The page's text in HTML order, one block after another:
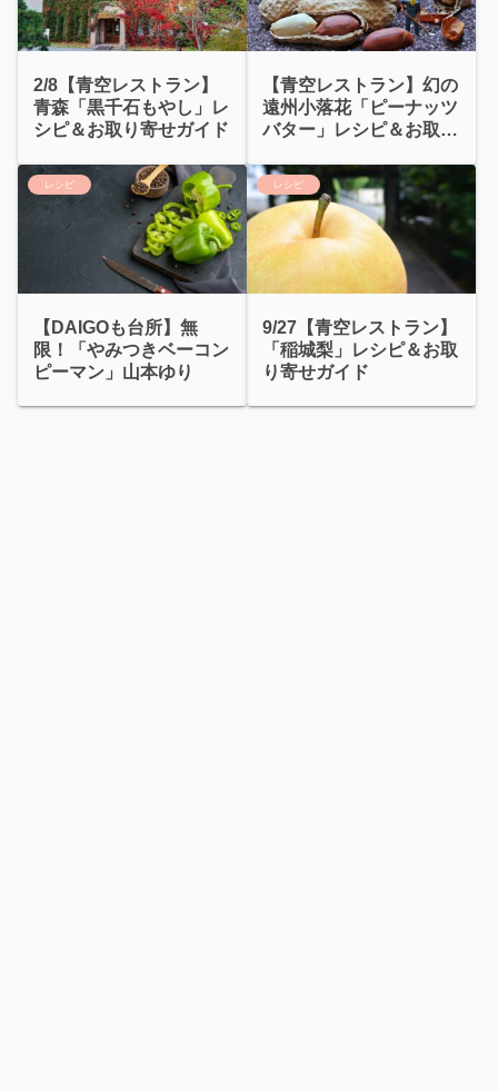
2/8【青空レストラン】
青森「黒千石もやし」レ
シピ＆お取り寄せガイド
【青空レストラン】幻の
遠州小落花「ピーナッツ
バター」レシピ＆お取り
レシピ
【DAIGOも台所】無
限！「やみつきベーコン
ピーマン」山本ゆり
レシピ
9/27【青空レストラン】
「稲城梨」レシピ＆お取
り寄せガイド